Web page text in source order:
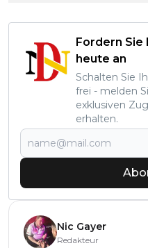
Fordern
heute an
Schalten Sie
frei - melden
exklusiven
erhalten.
Nic Gayer
Redakteur